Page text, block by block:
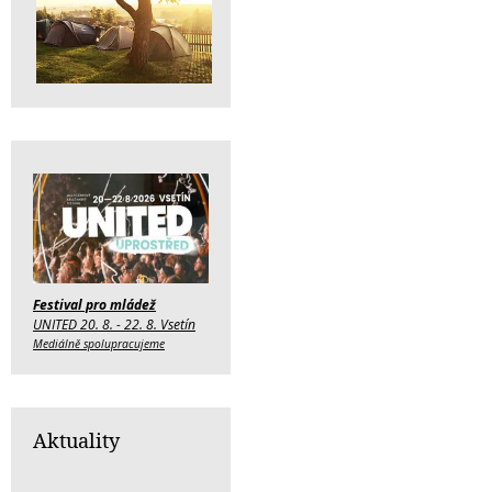
Festival pro mládež
UNITED 20. 8. - 22. 8. Vsetín
Mediálně spolupracujeme
Aktuality